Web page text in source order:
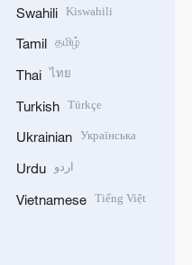
Swahili Kiswahili
Tamil தமிழ்
Thai ไทย
Turkish Türkçe
Ukrainian Українська
Urdu اردو
Vietnamese Tiếng Việt